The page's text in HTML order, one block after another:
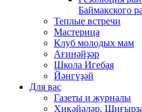
Баймакского
Теплые встречи
Мастерица
Клуб молодых мам
Ағинәйҙәр
Школа Игебая
Йәнгүҙәй
Для вас
Газеты и журналы
Хикәйәләр,